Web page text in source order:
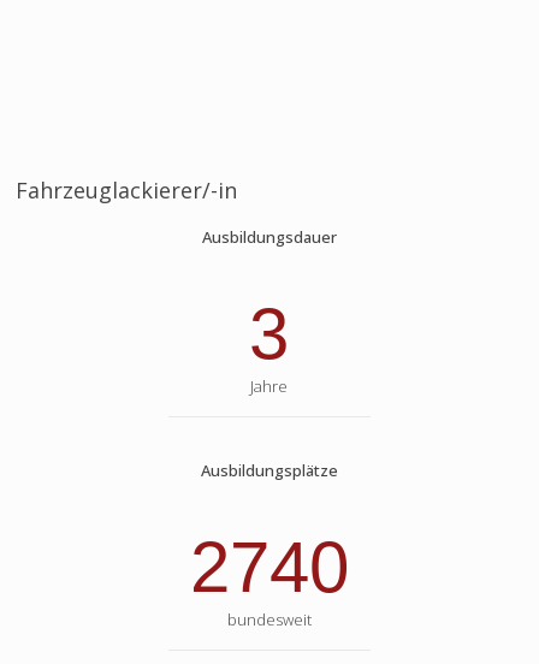
Fahrzeuglackierer/-in
Ausbildungsdauer
3
Jahre
Ausbildungsplätze
2740
bundesweit